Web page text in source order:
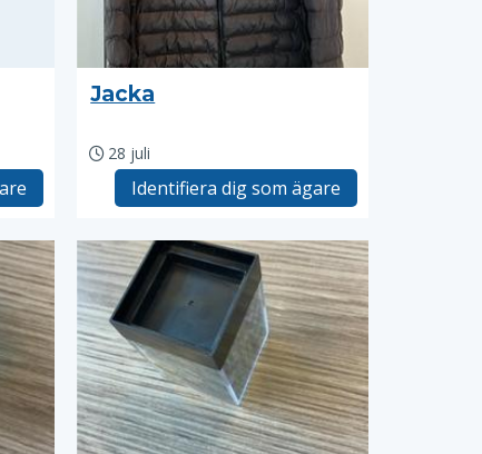
Jacka
28 juli
Identifiera dig som ägare